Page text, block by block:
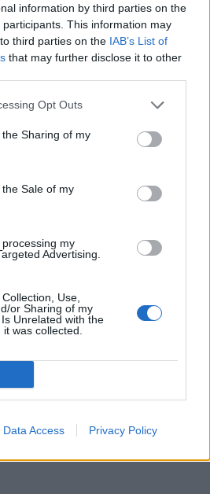
information by third parties on the
participants. This information may
third parties on the IAB’s List of
that may further disclose it to other
Opt Outs
Sharing of my
Sale of my
my
Advertising.
Use,
or Sharing of my
Unrelated with the
was collected.
Data Access Privacy Policy
05/2020 - 12:41
ΕΚΠΑ διένειμε
στο Υπουργείο Παιδείας και
2020 - 13:09
επιρροή